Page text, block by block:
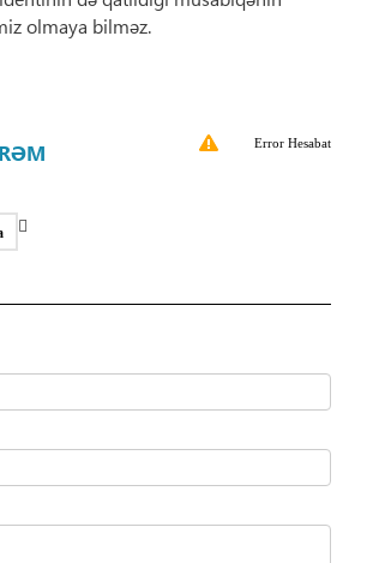
olmaya bilməz.
Error Hesabat